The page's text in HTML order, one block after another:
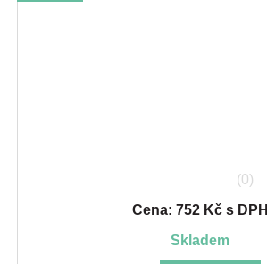
(0)
Cena: 752 Kč s DPH
skladem